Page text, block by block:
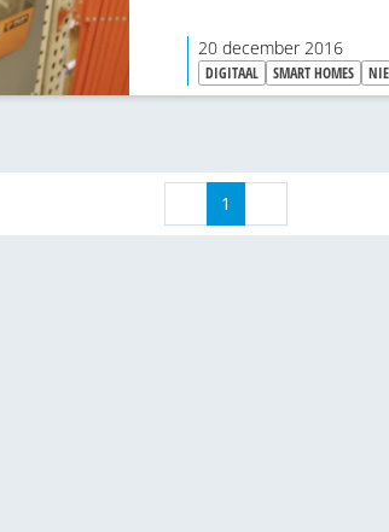
20 december 2016
DIGITAAL SMART HOMES
1